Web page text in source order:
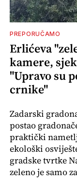
PREPORUČAMO
Erlićeva
kamere,
"Upravo su
crnike"
Zadarski
postao
praktički
ekološki
gradske tvrtke
zeleno je samo